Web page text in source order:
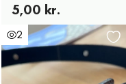
5,00 kr.
2